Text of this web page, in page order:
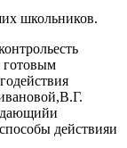
школьников.
готовым
действияи